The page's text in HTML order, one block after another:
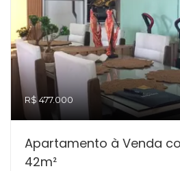
R$ 477.000
Apartamento à Venda
42m²